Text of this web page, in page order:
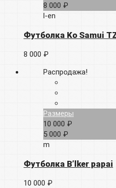
8 000 ₽
l-en
Футболка Ko Samui
8 000 ₽
Распродажа!
Размеры
10 000 ₽
5 000 ₽
m
Футболка B’lker papai
10 000 ₽